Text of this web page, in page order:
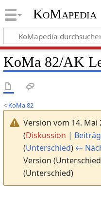
KoMapedia
KoMa 82/AK
< KoMa 82
Version vom 14. Mai
(Diskussion |
(Unterschied) ←
Version
(Unterschied)